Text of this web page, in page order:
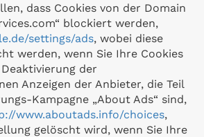
dass Cookies von der Domain
blockiert werden,
settings/ads, wobei diese
werden, wenn Sie Ihre Cookies
der
Anzeigen der Anbieter, die Teil
Kampagne „About Ads“ sind,
www.aboutads.info/choices,
gelöscht wird, wenn Sie Ihre